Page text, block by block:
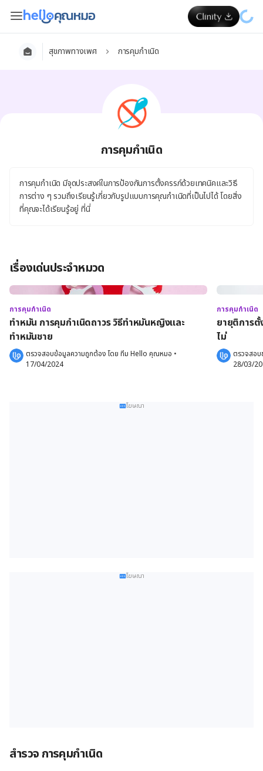
สุขภาพทางเพศ การคุมกำเนิด
การคุมกำเนิด
การคุมกำเนิด มีจุดประสงค์ในการป้องกันการตั้งครรภ์ด้วยเทคนิคและวิธี
การต่าง ๆ รวมถึงเรียนรู้เกี่ยวกับรูปแบบการคุณกำเนิดที่เป็นไปได้ โดยสิ่ง
ที่คุณจะได้เรียนรู้อยู่ ที่นี่
เรื่องเด่นประจำหมวด
การคุมกำเนิด
ทำหมัน การคุมกำเนิดถาวร วิธีทำหมันหญิงและ
ทำหมันชาย
ตรวจสอบข้อมูลความถูกต้อง โดย ทีม Hello คุณหมอ •
17/04/2024
การคุมกำเนิด
ยายุติการตั้
ไม่
ตรวจสอ
28/03/
โฆษณา
โฆษณา
สำรวจ การคุมกำเนิด